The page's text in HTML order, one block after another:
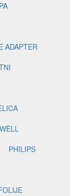
ADAPTER
WELL
PHILIPS